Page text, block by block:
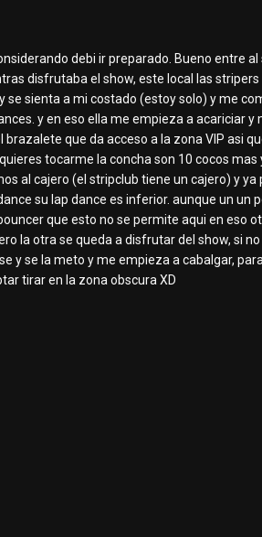
debi ir preparado. Bueno entre al
disfrutaba el show, este local las stripers
se sienta a mi costado (estoy solo) y me
y en eso ella me empieza a acariciar y
que da acceso a la zona VIP asi
tocarme la concha son 10 cocos mas
al cajero (el stripclub tiene un cajero) y ya
su lap dance es inferior. aunque un un
que esto no se permite aqui en eso
la otra se queda a disfrutar del show, si
y se la meto y me empieza a cabalgar,
tirar en la zona obscura XD